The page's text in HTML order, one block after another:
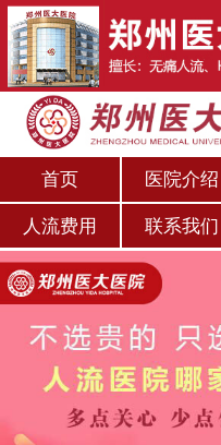
首页 医院介绍
人流费用 联系我们